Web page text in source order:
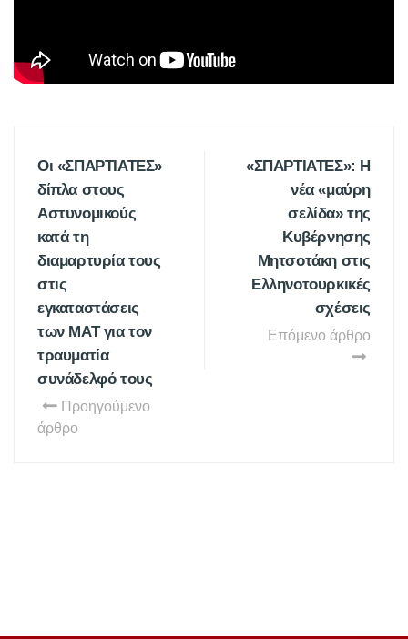
Οι «ΣΠΑΡΤΙΑΤΕΣ»
δίπλα στους
Αστυνομικούς
κατά τη
διαμαρτυρία τους
στις
εγκαταστάσεις
των ΜΑΤ για τον
τραυματία
συνάδελφό τους
Προηγούμενο
άρθρο
«ΣΠΑΡΤΙΑΤΕΣ»: Η
νέα «μαύρη
σελίδα» της
Κυβέρνησης
Μητσοτάκη στις
Ελληνοτουρκικές
σχέσεις
Επόμενο άρθρο